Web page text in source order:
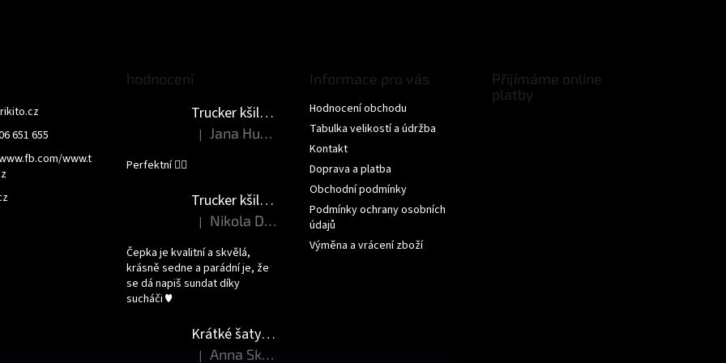
651 655
www.t
hodnocení
Trucker kšiltovka - NEMLUV NA MĚ
Hodnocení produktu je 5 z 5 hvězdiček.
| Jana Humlova
Perfektní 👌🏻
Trucker kšiltovka - JSEM PRINCEZNA
Hodnocení produktu je 5 z 5 hvězdiček.
| Nikola Dršková
Čepka je kvalitní a skvělá,
krásně sedne a parádní je, že
se dá napiš sundat díky
sucháči ♥️
Krátké šaty - DEN JAKO KORÁLEK
| Anna Skardova
Informace pro vás
Hodnocení obchodu
Tabulka velikostí a údržba
Kontakt
Doprava a platba
Obchodní podmínky
Podmínky ochrany osobních
údajů
Výměna a vrácení zboží
Přijímáme online
platby